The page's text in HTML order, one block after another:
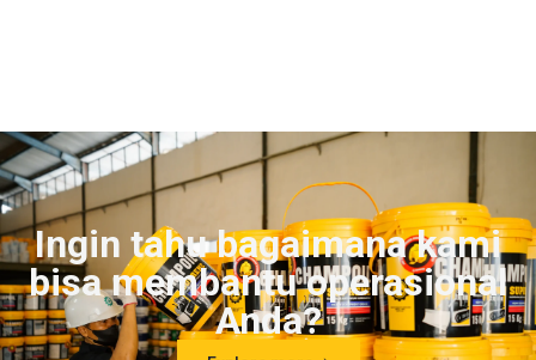
Ingin tahu bagaimana kami
bisa membantu operasional
Anda?